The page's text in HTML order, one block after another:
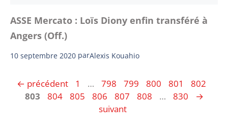
ASSE Mercato : Loïs Diony enfin transféré à
Angers (Off.)
10 septembre 2020 parAlexis Kouahio
← précédent Page
1 … Page
798 Page
799 Page
800 Page
801 Page
802
803
Page
804 Page
805 Page
806 Page
807 Page
808 … Page
830
→
suivant